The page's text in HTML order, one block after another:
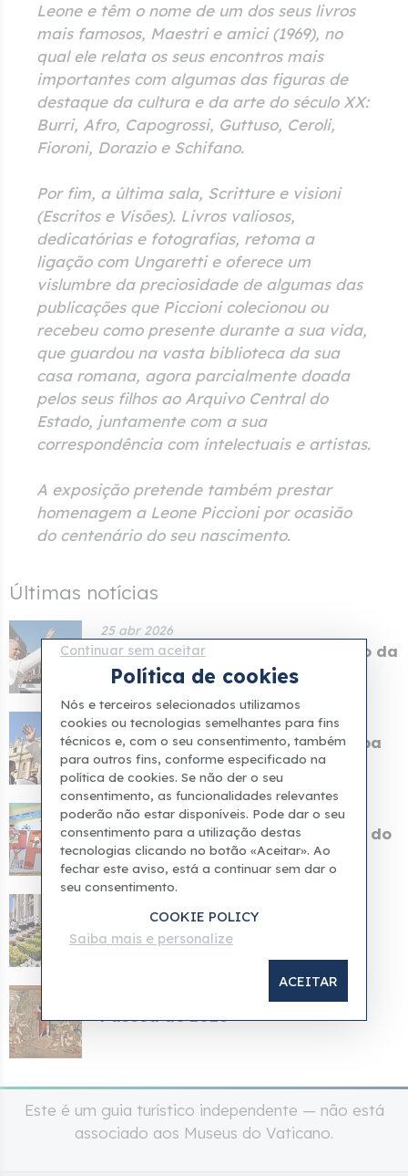
Leone e têm o nome de um dos seus livros
mais famosos, Maestri e amici(1969), no
qual ele relata os seus encontros mais
importantes com algumas das figuras de
destaque da cultura e da arte do século XX:
Burri, Afro, Capogrossi, Guttuso, Ceroli,
Fioroni, Dorazio e Schifano.
Por fim, a última sala, Scritture e visioni
(Escritos e Visões). Livros valiosos,
dedicatórias e fotografias, retoma a
ligação com Ungaretti e oferece um
vislumbre da preciosidade de algumas das
publicações que Piccioni colecionou ou
recebeu como presente durante a sua vida,
que guardou na vasta biblioteca da sua
casa romana, agora parcialmente doada
pelos seus filhos ao Arquivo Central do
Estado, juntamente com a sua
correspondência com intelectuais e artistas.
A exposição pretende também prestar
homenagem a Leone Piccioni por ocasião
do centenário do seu nascimento.
Últimas notícias
25 abr 2026
O Vaticano divulgou o calendário da
visita pastora...
24 abr 2026
Foi anunciado o itinerário do Papa
Leão para a sua...
13 abr 2026
Os pacientes do Hospital Infantil do
Vaticano cria...
Papa Leão I: A Páscoa abre uma
porta para uma espe...
Páscoa de 2026
Este é um guia turístico independente — não está
associado aos Museus do Vaticano.
Continuar sem aceitar
Política de cookies
Nós e terceiros selecionados utilizamos
cookies ou tecnologias semelhantes para fins
técnicos e, com o seu consentimento, também
para outros fins, conforme especificado na
política de cookies. Se não der o seu
consentimento, as funcionalidades relevantes
poderão não estar disponíveis. Pode dar o seu
consentimento para a utilização destas
tecnologias clicando no botão «Aceitar». Ao
fechar este aviso, está a continuar sem dar o
seu consentimento.
COOKIE POLICY
Saiba mais e personalize
ACEITAR